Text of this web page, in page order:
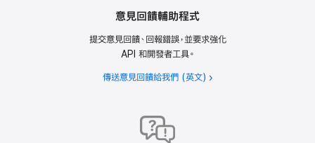
項，然後選取你 App 包含的任何可能限制內容的選項，
在隨即出現的對話框中，選取「是」來告知 Apple 你收
到的 GRAC 官方分級有別於我們計算的分級。
選取 GRAC 所核發的年齡分級，然後按一下「儲存」。系
意見回饋輔助程式
提交意見回饋、回報錯誤，並要求強化
API 和開發者工具。
傳送意見回饋給我們